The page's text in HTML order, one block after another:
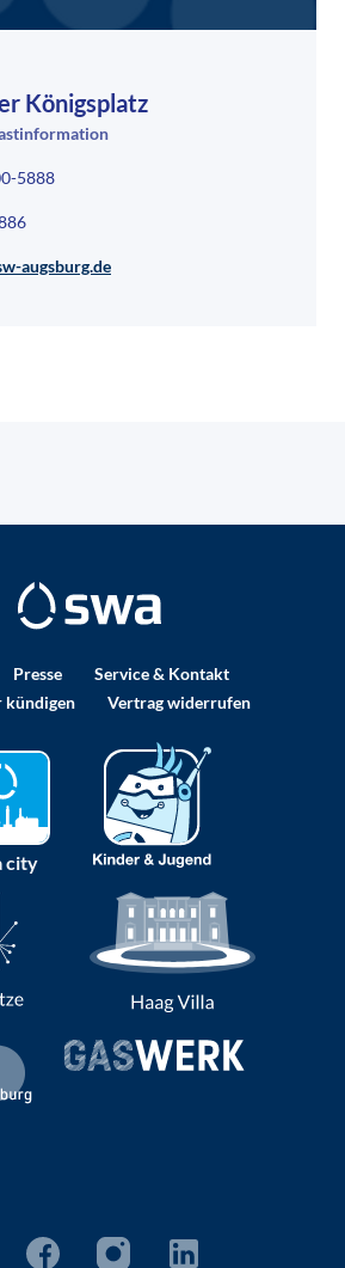
Königsplatz
5888
augsburg.de
Presse
Service & Kontakt
kündigen
Vertrag widerrufen
city